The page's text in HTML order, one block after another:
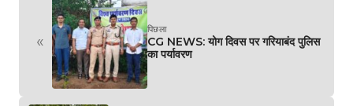
«
पिछला
CG NEWS: योग दिवस पर गरियाबंद पुलिस
का पर्यावरण